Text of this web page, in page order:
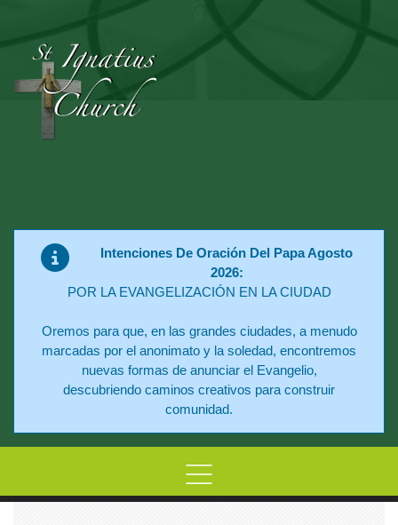
Intenciones De Oración Del Papa Agosto
2026:
POR LA EVANGELIZACIÓN EN LA CIUDAD
Oremos para que, en las grandes ciudades, a menudo
marcadas por el anonimato y la soledad, encontremos
nuevas formas de anunciar el Evangelio,
descubriendo caminos creativos para construir
comunidad.